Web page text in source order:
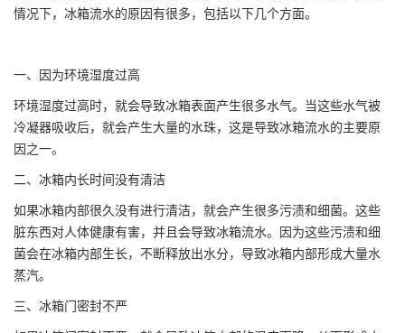
情况下，冰箱流水的原因有很多，包括以下几个方面。
一、因为环境湿度过高
环境湿度过高时，就会导致冰箱表面产生很多水气。当这些水气被
冷凝器吸收后，就会产生大量的水珠，这是导致冰箱流水的主要原
因之一。
二、冰箱内长时间没有清洁
如果冰箱内部很久没有进行清洁，就会产生很多污渍和细菌。这些
脏东西对人体健康有害，并且会导致冰箱流水。因为这些污渍和细
菌会在冰箱内部生长，不断释放出水分，导致冰箱内部形成大量水
蒸汽。
三、冰箱门密封不严